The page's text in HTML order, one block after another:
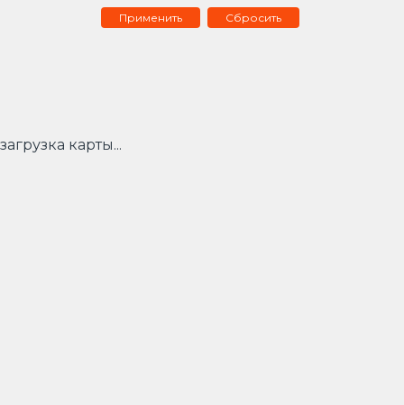
Сбросить
загрузка карты...